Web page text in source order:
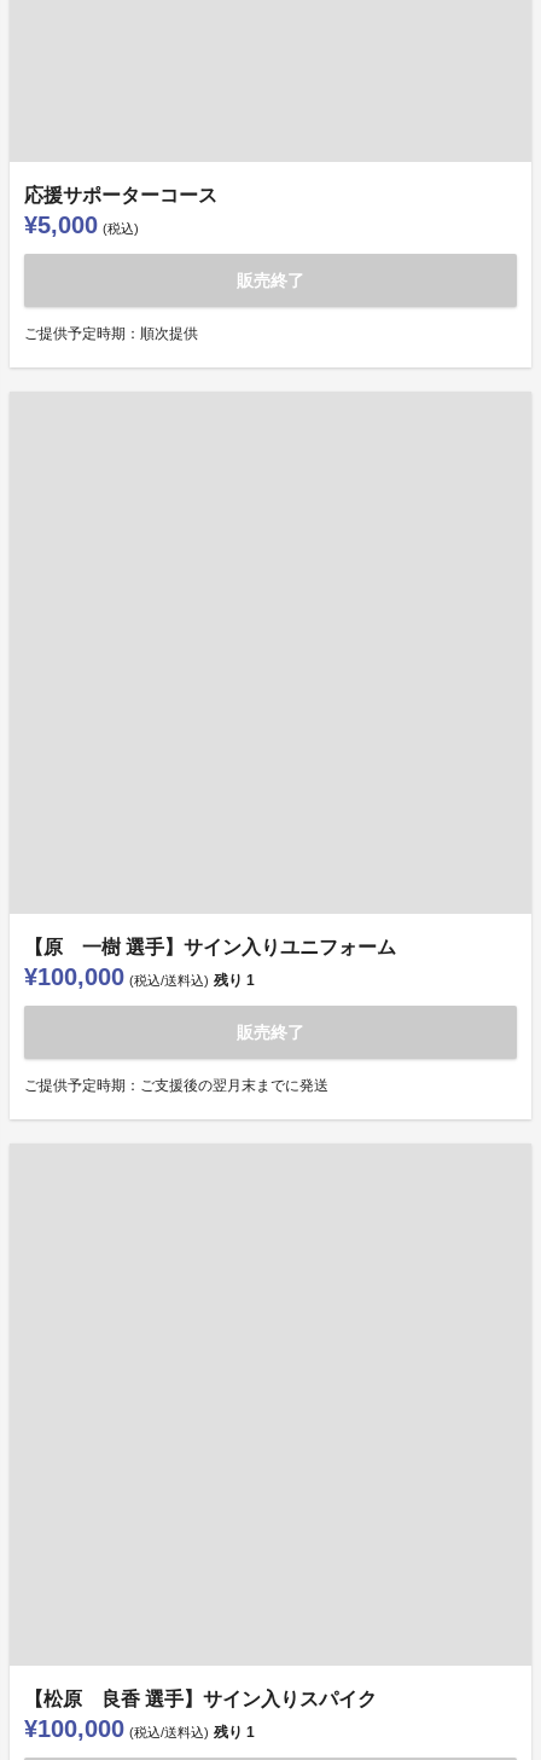
応援サポーターコース
¥5,000 (税込)
販売終了
ご提供予定時期：順次提供
【原 一樹 選手】サイン入りユニフォーム
¥100,000 (税込/送料込) 残り 1
販売終了
ご提供予定時期：ご支援後の翌月末までに発送
【松原 良香 選手】サイン入りスパイク
¥100,000 (税込/送料込) 残り 1